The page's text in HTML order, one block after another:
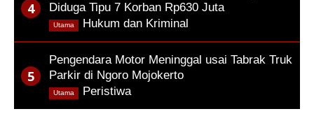
Diduga Tipu 7 Korban Rp630 Juta
Hukum dan Kriminal
Utama
Pengendara Motor Meninggal usai Tabrak Truk
Parkir di Ngoro Mojokerto
Peristiwa,
Utama